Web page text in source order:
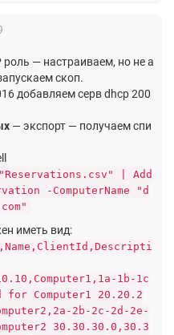
— настраиваем, но не а
скоп.
добавляем серв dhcp 200
— экспорт — получаем спи
| Add
-ComputerName "d
иметь вид:
1b-1c
for Computer1 20.20.2
2b-2c-2d-2e-
30.30.30.0,30.3